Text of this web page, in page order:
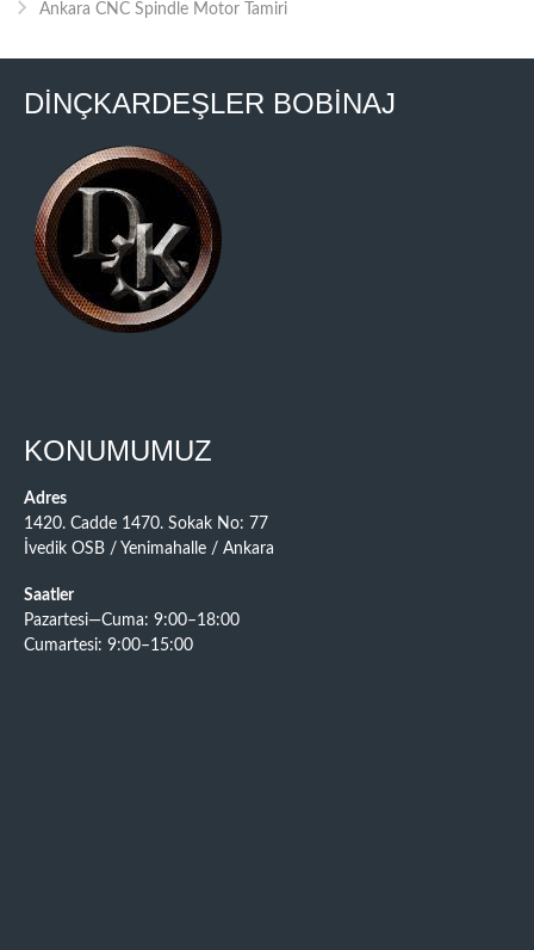
Ankara CNC Spindle Motor Tamiri
DİNÇKARDEŞLER BOBİNAJ
KONUMUMUZ
Adres
1420. Cadde 1470. Sokak No: 77
İvedik OSB / Yenimahalle / Ankara
Saatler
Pazartesi—Cuma: 9:00–18:00
Cumartesi: 9:00–15:00